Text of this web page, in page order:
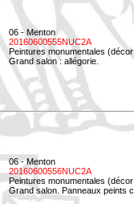
06 - Menton
20160600555NUC2A
Peintures monumentales
Grand salon : allégorie.
06 - Menton
20160600556NUC2A
Peintures monumentales
Grand salon. Panneaux peints